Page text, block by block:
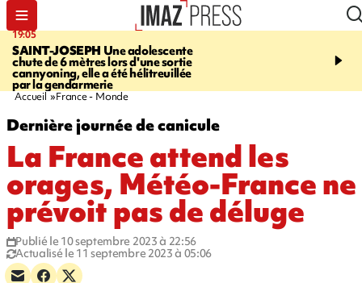
19:05
SAINT-JOSEPH Une adolescente
chute de 6 mètres lors d'une sortie
cannyoning, elle a été hélitreuillée
par la gendarmerie
20:44
rouée de coups,
Accueil France - Monde
Dernière journée de canicule
La France attend les
orages, Météo-France ne
prévoit pas de déluge
Publié le 10 septembre 2023 à 22:56
Actualisé le 11 septembre 2023 à 05:06